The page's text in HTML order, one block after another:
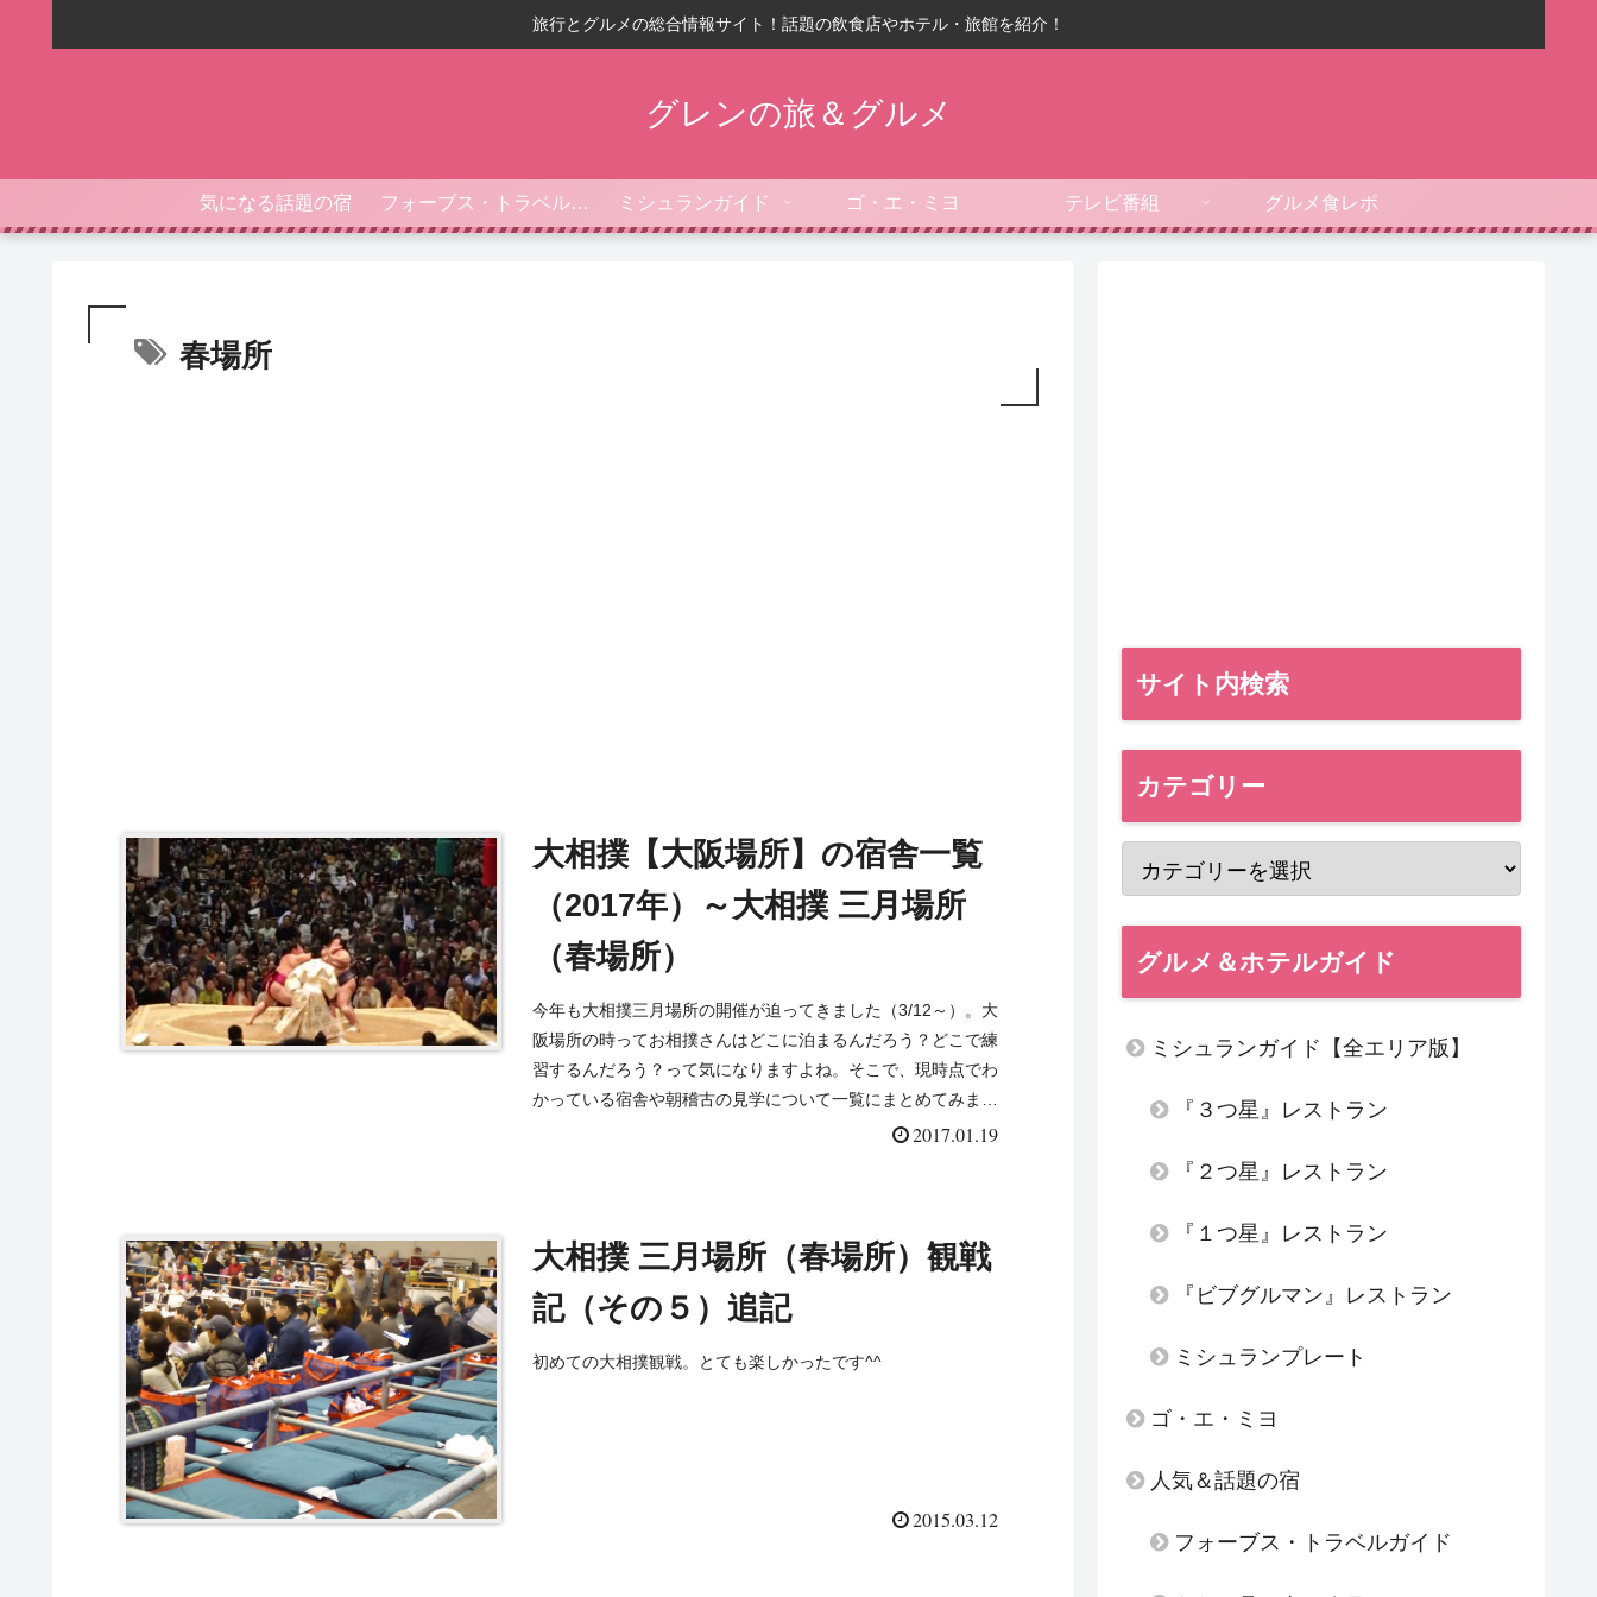
旅行とグルメの総合情報サイト！話題の飲食店やホテル・旅館を紹介！
グレンの旅＆グルメ
気になる話題の宿 フォーブス・トラベルガイド ミシュランガイド ゴ・エ・ミヨ テレビ番組 グルメ食レポ
春場所
大相撲【大阪場所】の宿舎一覧
（2017年）～大相撲 三月場所
（春場所）
今年も大相撲三月場所の開催が迫ってきました（3/12～）。大
阪場所の時ってお相撲さんはどこに泊まるんだろう？どこで練
習するんだろう？って気になりますよね。そこで、現時点でわ
かっている宿舎や朝稽古の見学について一覧にまとめてみまし
2017.01.19
大相撲 三月場所（春場所）観戦
記（その５）追記
初めての大相撲観戦。とても楽しかったです^^
2015.03.12
サイト内検索
カテゴリー
グルメ＆ホテルガイド
ミシュランガイド【全エリア版】
『３つ星』レストラン
『２つ星』レストラン
『１つ星』レストラン
『ビブグルマン』レストラン
ミシュランプレート
ゴ・エ・ミヨ
人気＆話題の宿
フォーブス・トラベルガイド